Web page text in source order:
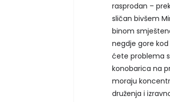
rasprodan –
sličan bivšem
binom
negdje gore
ćete problema
konobarica na
moraju
druženja i